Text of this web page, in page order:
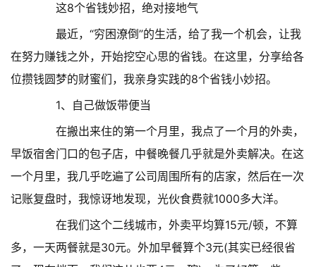
这8个省钱妙招，绝对接地气
最近，“穷困潦倒”的生活，给了我一个机会，让我
在努力赚钱之外，开始挖空心思的省钱。在这里，分享给各
位攒钱圆梦的财蜜们，我亲身实践的8个省钱小妙招。
1、自己做饭带便当
在搬出来住的第一个月里，我点了一个月的外卖，
早饭宿舍门口的包子店，中餐晚餐几乎就是外卖解决。在这
一个月里，我几乎吃遍了公司周围所有的店家，然后在一次
记账复盘时，我惊讶地发现，光伙食费就1000多大洋。
在我们这个二线城市，外卖平均算15元/顿，不算
多，一天两餐就是30元。外加早餐算个3元(其实已经很省